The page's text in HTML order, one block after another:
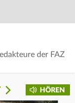
der FAZ
HÖREN